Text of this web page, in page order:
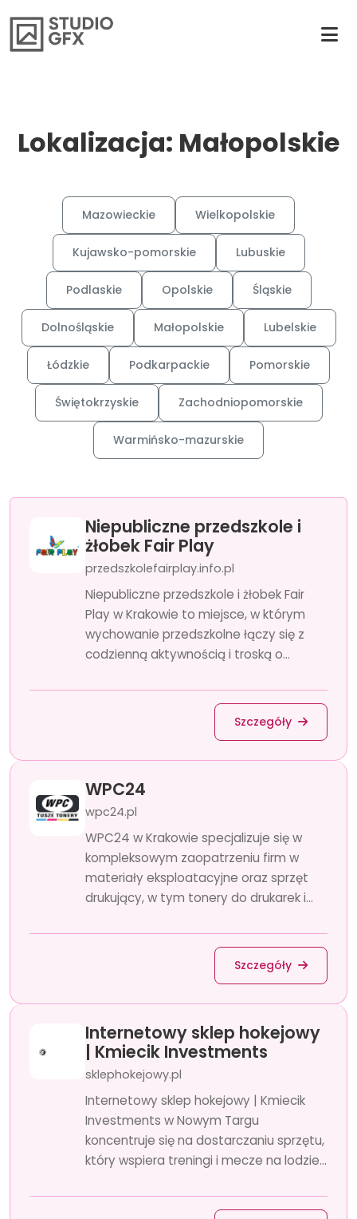
Lokalizacja: Małopolskie
Mazowieckie Wielkopolskie
Kujawsko-pomorskie Lubuskie
Podlaskie Opolskie Śląskie
Dolnośląskie Małopolskie Lubelskie
Łódzkie Podkarpackie Pomorskie
Świętokrzyskie Zachodniopomorskie
Warmińsko-mazurskie
Niepubliczne przedszkole i
żłobek Fair Play
przedszkolefairplay.info.pl
Niepubliczne przedszkole i żłobek Fair
Play w Krakowie to miejsce, w którym
wychowanie przedszkolne łączy się z
codzienną aktywnością i troską o...
Szczegóły
WPC24
wpc24.pl
WPC24 w Krakowie specjalizuje się w
kompleksowym zaopatrzeniu firm w
materiały eksploatacyjne oraz sprzęt
drukujący, w tym tonery do drukarek i...
Szczegóły
Internetowy sklep hokejowy
| Kmiecik Investments
sklephokejowy.pl
Internetowy sklep hokejowy | Kmiecik
Investments w Nowym Targu
koncentruje się na dostarczaniu sprzętu,
który wspiera treningi i mecze na lodzie...